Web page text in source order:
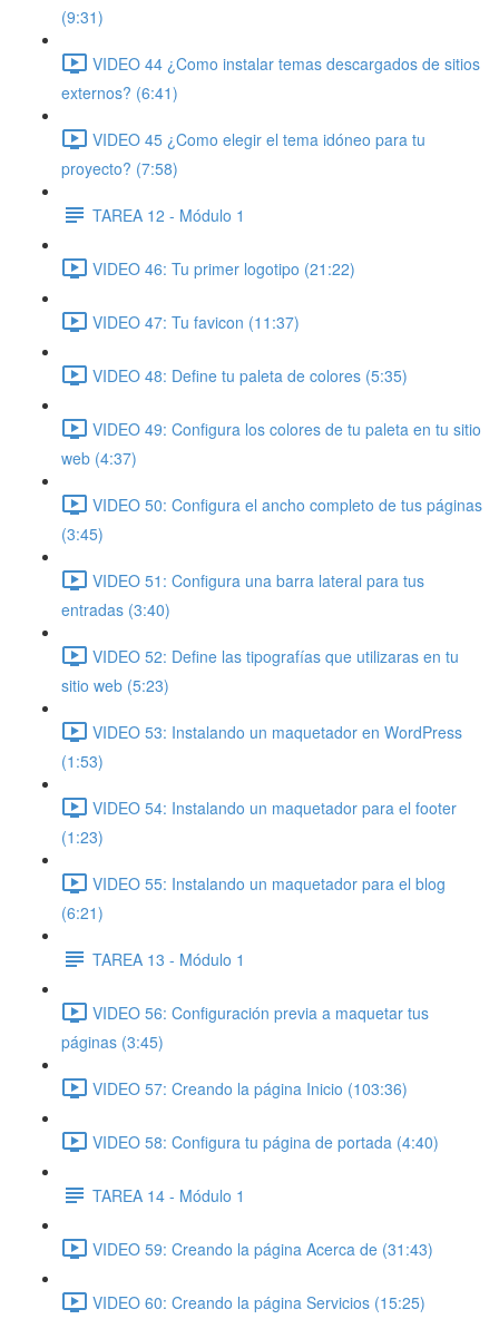
(9:31)
VIDEO 44 ¿Como instalar temas descargados de sitios
externos? (6:41)
VIDEO 45 ¿Como elegir el tema idóneo para tu
proyecto? (7:58)
TAREA 12 - Módulo 1
VIDEO 46: Tu primer logotipo (21:22)
VIDEO 47: Tu favicon (11:37)
VIDEO 48: Define tu paleta de colores (5:35)
VIDEO 49: Configura los colores de tu paleta en tu sitio
web (4:37)
VIDEO 50: Configura el ancho completo de tus páginas
(3:45)
VIDEO 51: Configura una barra lateral para tus
entradas (3:40)
VIDEO 52: Define las tipografías que utilizaras en tu
sitio web (5:23)
VIDEO 53: Instalando un maquetador en WordPress
(1:53)
VIDEO 54: Instalando un maquetador para el footer
(1:23)
VIDEO 55: Instalando un maquetador para el blog
(6:21)
TAREA 13 - Módulo 1
VIDEO 56: Configuración previa a maquetar tus
páginas (3:45)
VIDEO 57: Creando la página Inicio (103:36)
VIDEO 58: Configura tu página de portada (4:40)
TAREA 14 - Módulo 1
VIDEO 59: Creando la página Acerca de (31:43)
VIDEO 60: Creando la página Servicios (15:25)